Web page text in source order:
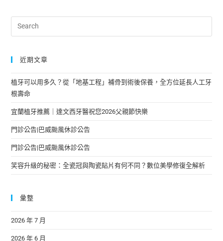
近期文章
植牙可以用多久？從「地基工程」補骨到術後保養，全方位延長人工牙
根壽命
宜蘭植牙推薦｜達文西牙醫祝您2026父親節快樂
門診公告|巴威颱風休診公告
門診公告|巴威颱風休診公告
笑容升級的秘密：全瓷冠與陶瓷貼片有何不同？數位美學修復全解析
彙整
2026 年 7 月
2026 年 6 月